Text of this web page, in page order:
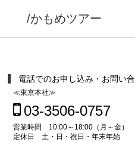
/かもめツアー
電話でのお申し込み・お問い
≪東京本社≫
03-3506-0757
営業時間 10:00～18:00（月～金）
定休日 土・日・祝日・年末年始